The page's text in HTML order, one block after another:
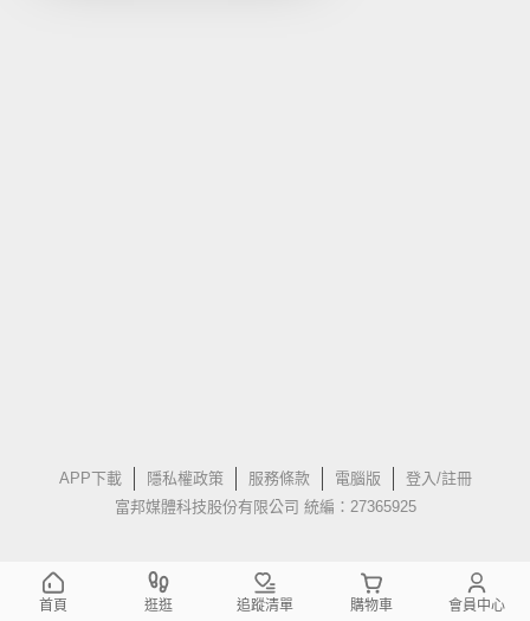
APP下載 隱私權政策 服務條款 電腦版
登入/註冊
富邦媒體科技股份有限公司 統編：27365925
首頁 逛逛 追蹤清單 購物車 會員中心